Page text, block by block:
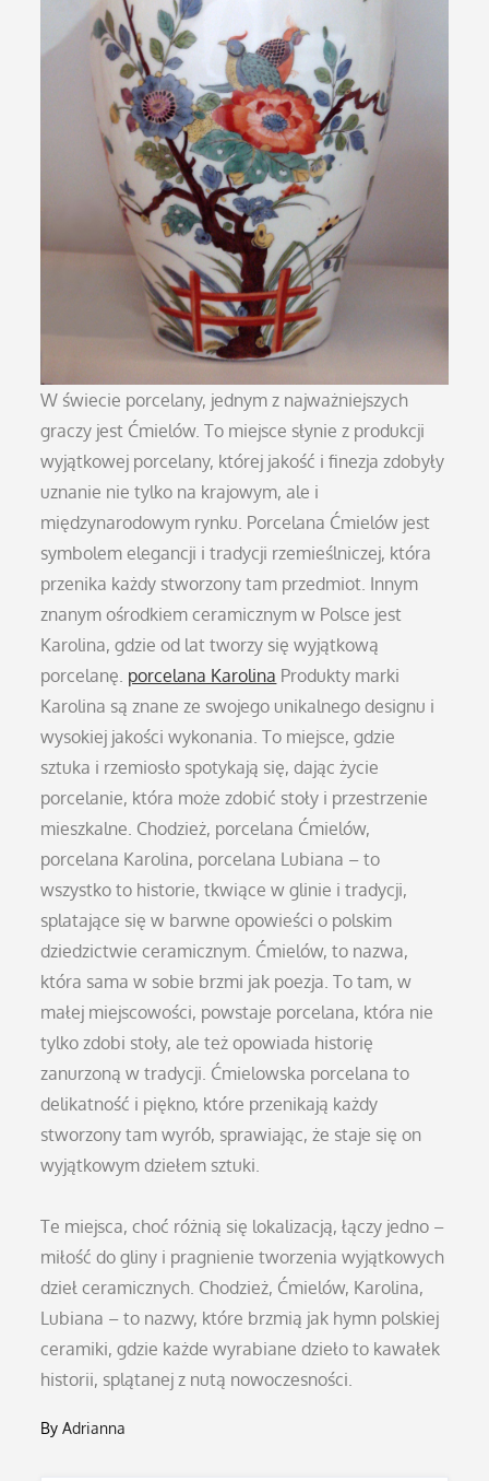
W świecie porcelany, jednym z najważniejszych
graczy jest Ćmielów. To miejsce słynie z produkcji
wyjątkowej porcelany, której jakość i finezja zdobyły
uznanie nie tylko na krajowym, ale i
międzynarodowym rynku. Porcelana Ćmielów jest
symbolem elegancji i tradycji rzemieślniczej, która
przenika każdy stworzony tam przedmiot. Innym
znanym ośrodkiem ceramicznym w Polsce jest
Karolina, gdzie od lat tworzy się wyjątkową
porcelanę. porcelana Karolina Produkty marki
Karolina są znane ze swojego unikalnego designu i
wysokiej jakości wykonania. To miejsce, gdzie
sztuka i rzemiosło spotykają się, dając życie
porcelanie, która może zdobić stoły i przestrzenie
mieszkalne. Chodzież, porcelana Ćmielów,
porcelana Karolina, porcelana Lubiana – to
wszystko to historie, tkwiące w glinie i tradycji,
splatające się w barwne opowieści o polskim
dziedzictwie ceramicznym. Ćmielów, to nazwa,
która sama w sobie brzmi jak poezja. To tam, w
małej miejscowości, powstaje porcelana, która nie
tylko zdobi stoły, ale też opowiada historię
zanurzoną w tradycji. Ćmielowska porcelana to
delikatność i piękno, które przenikają każdy
stworzony tam wyrób, sprawiając, że staje się on
wyjątkowym dziełem sztuki.
Te miejsca, choć różnią się lokalizacją, łączy jedno –
miłość do gliny i pragnienie tworzenia wyjątkowych
dzieł ceramicznych. Chodzież, Ćmielów, Karolina,
Lubiana – to nazwy, które brzmią jak hymn polskiej
ceramiki, gdzie każde wyrabiane dzieło to kawałek
historii, splątanej z nutą nowoczesności.
ByAdrianna